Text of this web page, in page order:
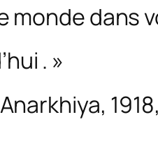
monde dans
. »
Anarkhiya,